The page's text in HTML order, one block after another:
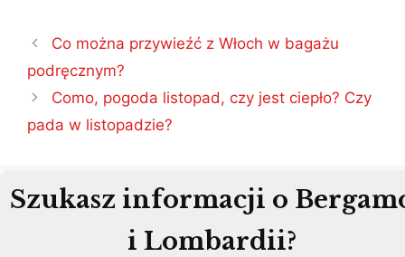
Nawigacja
wpisu
Co można przywieźć z Włoch w bagażu
podręcznym?
Como, pogoda listopad, czy jest ciepło? Czy
pada w listopadzie?
Szukasz informacji o
i Lombardii?